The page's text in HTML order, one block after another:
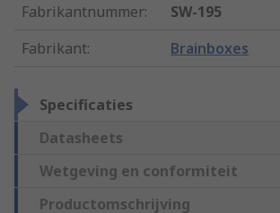
Fabrikantnummer:
SW-195
Fabrikant: Brainboxes
Specificaties
Datasheets
Wetgeving en conformiteit
Productomschrijving